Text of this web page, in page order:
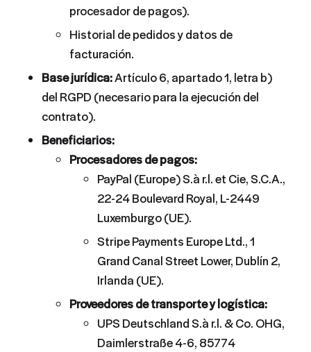
procesador de pagos).
Historial de pedidos y datos de
facturación.
Base jurídica:Artículo 6, apartado 1, letra b)
del RGPD (necesario para la ejecución del
contrato).
Beneficiarios:
Procesadores de pagos:
PayPal (Europe) S.à r.l. et Cie, S.C.A.,
22-24 Boulevard Royal, L-2449
Luxemburgo (UE).
Stripe Payments Europe Ltd., 1
Grand Canal Street Lower, Dublín 2,
Irlanda (UE).
Proveedores de transporte y logística:
UPS Deutschland S.à r.l. & Co. OHG,
Daimlerstraße 4-6, 85774